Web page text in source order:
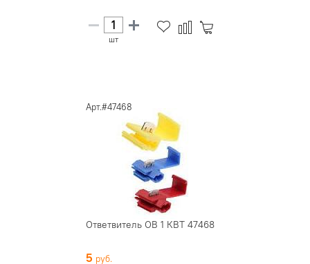
шт
Арт.#47468
Ответвитель ОВ 1 КВТ 47468
5